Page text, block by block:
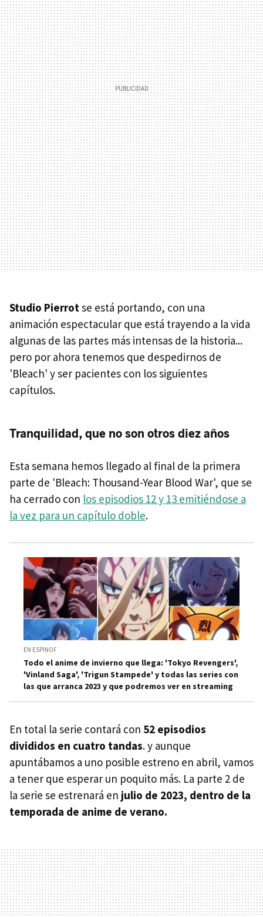
Studio Pierrotse está portando, con una
animación espectacular que está trayendo a la vida
algunas de las partes más intensas de la historia...
pero por ahora tenemos que despedirnos de
'Bleach' y ser pacientes con los siguientes
capítulos.
Tranquilidad, que no son otros diez años
Esta semana hemos llegado al final de la primera
parte de 'Bleach: Thousand-Year Blood War', que se
ha cerrado con los episodios 12 y 13 emitiéndose a
la vez para un capítulo doble.
EN ESPINOF
Todo el anime de invierno que llega: 'Tokyo Revengers',
'Vinland Saga', 'Trigun Stampede' y todas las series con
las que arranca 2023 y que podremos ver en streaming
En total la serie contará con 52 episodios
divididos en cuatro tandas. y aunque
apuntábamos a uno posible estreno en abril, vamos
a tener que esperar un poquito más. La parte 2 de
la serie se estrenará en julio de 2023, dentro de la
temporada de anime de verano.